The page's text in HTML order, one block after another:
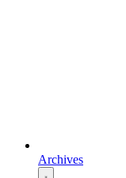
Archives